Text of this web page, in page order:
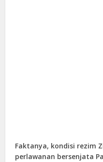
Faktanya, kondisi rezim
perlawanan bersenjata